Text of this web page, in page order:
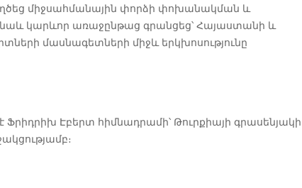
միջսահմանային փորձի փոխանակման և
կարևոր առաջընթաց գրանցեց՝ Հայաստանի և
մասնագետների միջև երկխոսությունը
Ֆրիդրիխ Էբերտ հիմնադրամի՝ Թուրքիայի գրասենյակի